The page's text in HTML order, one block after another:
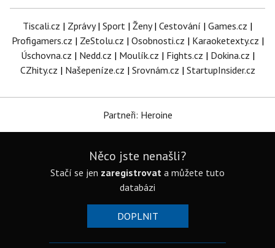
Tiscali.cz | Zprávy| Sport | Ženy| Cestování | Games.cz |
Profigamers.cz | ZeStolu.cz | Osobnosti.cz | Karaoketexty.cz |
Úschovna.cz | Nedd.cz | Moulík.cz | Fights.cz | Dokina.cz |
CZhity.cz | Našepeníze.cz | Srovnám.cz | StartupInsider.cz
Partneři: Heroine
Něco jste nenašli?
Stačí se jen zaregistrovat a můžete tuto
databázi
DOPLNIT